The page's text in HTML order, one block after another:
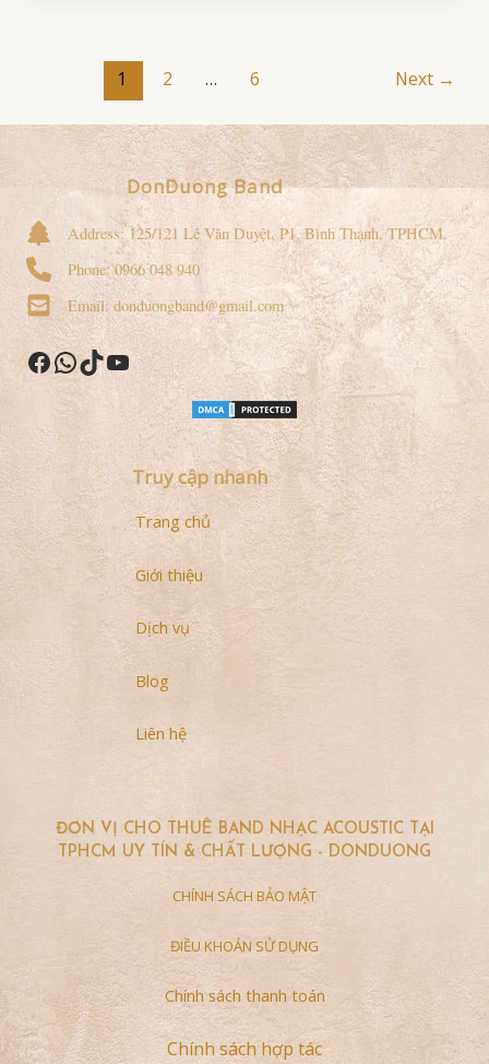
1 2 … 6 Next →
DonDuong Band
Address: 125/121 Lê Văn Duyệt, P1, Bình Thạnh, TPHCM.
Phone: 0966 048 940
Email: donduongband@gmail.com
Facebook
WhatsApp
TikTok
YouTube
Truy cập nhanh
Trang chủ
Giới thiệu
Dịch vụ
Blog
Liên hệ
ĐƠN VỊ CHO THUÊ BAND NHẠC ACOUSTIC TẠI
TPHCM UY TÍN & CHẤT LƯỢNG - DONDUONG
CHÍNH SÁCH BẢO MẬT
ĐIỀU KHOẢN SỬ DỤNG
Chính sách thanh toán
Chính sách hợp tác